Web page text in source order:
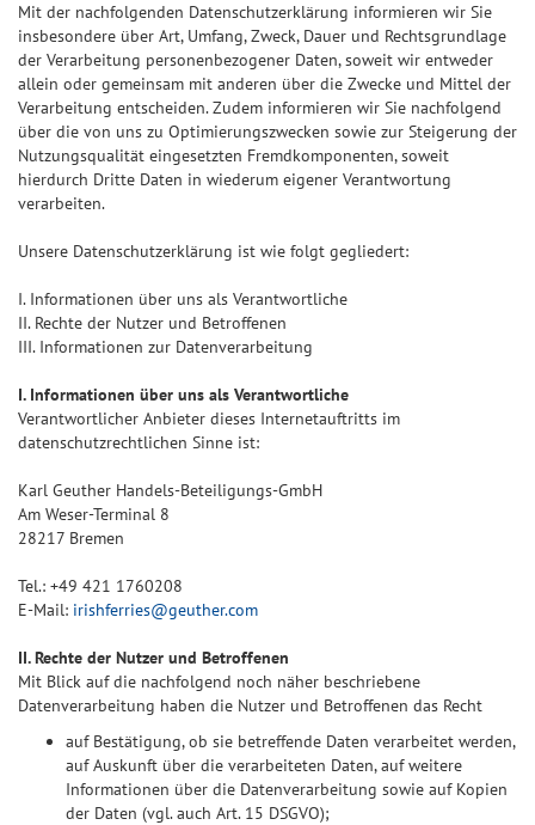
Mit der nachfolgenden Datenschutzerklärung informieren wir Sie
insbesondere über Art, Umfang, Zweck, Dauer und Rechtsgrundlage
der Verarbeitung personenbezogener Daten, soweit wir entweder
allein oder gemeinsam mit anderen über die Zwecke und Mittel der
Verarbeitung entscheiden. Zudem informieren wir Sie nachfolgend
über die von uns zu Optimierungszwecken sowie zur Steigerung der
Nutzungsqualität eingesetzten Fremdkomponenten, soweit
hierdurch Dritte Daten in wiederum eigener Verantwortung
verarbeiten.
Unsere Datenschutzerklärung ist wie folgt gegliedert:
I. Informationen über uns als Verantwortliche
II. Rechte der Nutzer und Betroffenen
III. Informationen zur Datenverarbeitung
I. Informationen über uns als Verantwortliche
Verantwortlicher Anbieter dieses Internetauftritts im
datenschutzrechtlichen Sinne ist:
Karl Geuther Handels-Beteiligungs-GmbH
Am Weser-Terminal 8
28217 Bremen
Tel.: +49 421 1760208
E-Mail: irishferries@geuther.com
II. Rechte der Nutzer und Betroffenen
Mit Blick auf die nachfolgend noch näher beschriebene
Datenverarbeitung haben die Nutzer und Betroffenen das Recht
auf Bestätigung, ob sie betreffende Daten verarbeitet werden,
auf Auskunft über die verarbeiteten Daten, auf weitere
Informationen über die Datenverarbeitung sowie auf Kopien
der Daten (vgl. auch Art. 15 DSGVO);